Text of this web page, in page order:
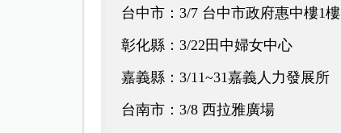
台中市：3/7 台中市政府惠中樓1樓
彰化縣：3/22田中婦女中心
嘉義縣：3/11~31嘉義人力發展所
台南市：3/8 西拉雅廣場